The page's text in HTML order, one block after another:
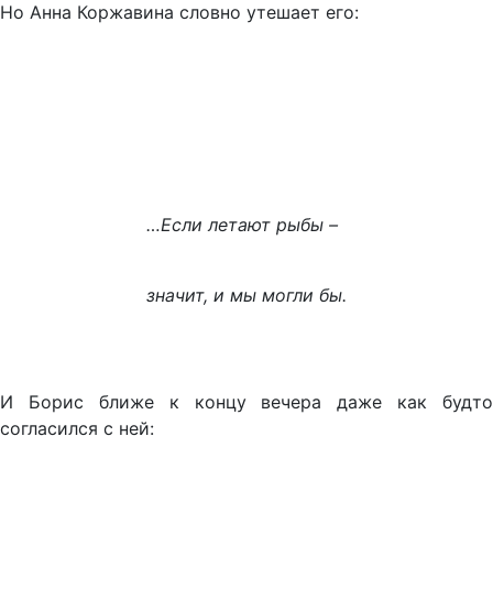
Но Анна Коржавина словно утешает его:
…Если летают рыбы –
значит, и мы могли бы.
И Борис ближе к концу вечера даже как будто
согласился с ней: